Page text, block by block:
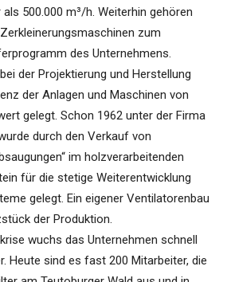
500.000 m³/h. Weiterhin gehören
zum
des Unternehmens.
der Projektierung und Herstellung
der Anlagen und Maschinen von
gelegt. Schon 1962 unter der Firma
durch den Verkauf von
im holzverarbeitenden
für die stetige Weiterentwicklung
gelegt. Ein eigener Ventilatorenbau
der Produktion.
wuchs das Unternehmen schnell
Heute sind es fast 200 Mitarbeiter, die